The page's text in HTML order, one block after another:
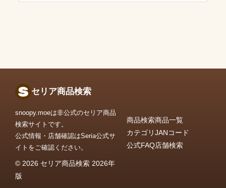
セリア商品検索
snoopy.moeは非公式のセリア商品
検索サイトです。
公式情報・店舗確認はSeria公式サ
イトをご確認ください。
© 2026 セリア商品検索 2026年
版
商品検索商品一覧
カテゴリJANコード
公式FAQ店舗検索